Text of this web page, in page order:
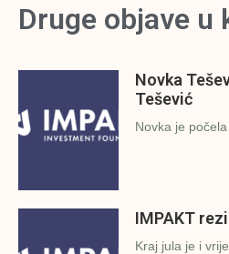
Druge objave u
Novka
Tešević
Novka je
IMPAKT
Kraj jula je i